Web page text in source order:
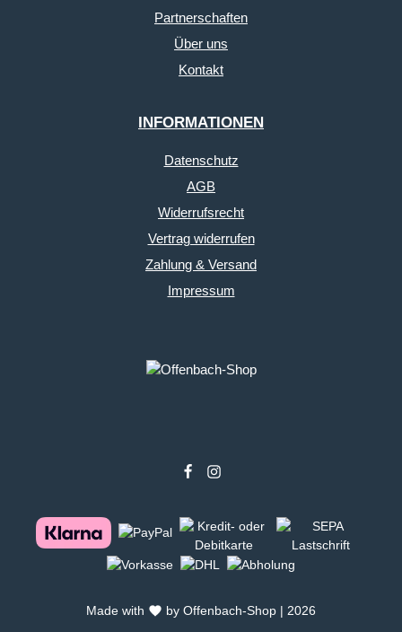
Partnerschaften
Über uns
Kontakt
INFORMATIONEN
Datenschutz
AGB
Widerrufsrecht
Vertrag widerrufen
Zahlung & Versand
Impressum
Made with by Offenbach-Shop | 2026